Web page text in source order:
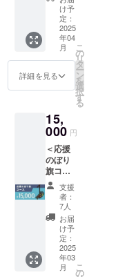
赦くだ
さい。
◆ お届
け方
法： ・
のご住
所へ送
CAMPF
IREメッ
セージ
機能で
送付：
[１] ※本
コース
もいら
ない！
ただた
だ応
援！＞
と同じ
内容で
す。
2024年
９月：
[１][４]
※コン
サート
準備の
ため、
が変動
する可
能性が
ありま
す。そ
の際は
活動報
告にて
事前に
ご連絡
します
が、何
卒ご容
赦くだ
さい。
セージ
入り
アート
カード
[４] オ
ルゴー
ルアレ
ンジフ
ルアル
（デジ
タル）
[５] 8bit
チップ
チュー
ンアレ
ンジCD
[６] オ
リジナ
ル・サ
ウンド
トラッ
ク DL
カード
（１
け予
定：
2025
年04
月
詳細を見る
こ
の
リ
タ
ー
ン
を
選
択
す
る
15,
000 円
＜応援
のぼり
旗コー
ス＞ ◆
内容
物：
[２] お
礼メッ
セージ
入り
アート
カード
支援
者：
7人
お届
け予
定：
2025
年03
月
こ
の